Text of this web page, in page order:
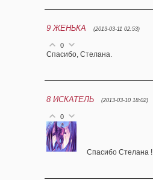
9 ЖЕНЬКА (2013-03-11 02:53)
0
Спасибо, Стелана.
8 ИСКАТЕЛЬ (2013-03-10 18:02)
0
Спасибо Стелана !